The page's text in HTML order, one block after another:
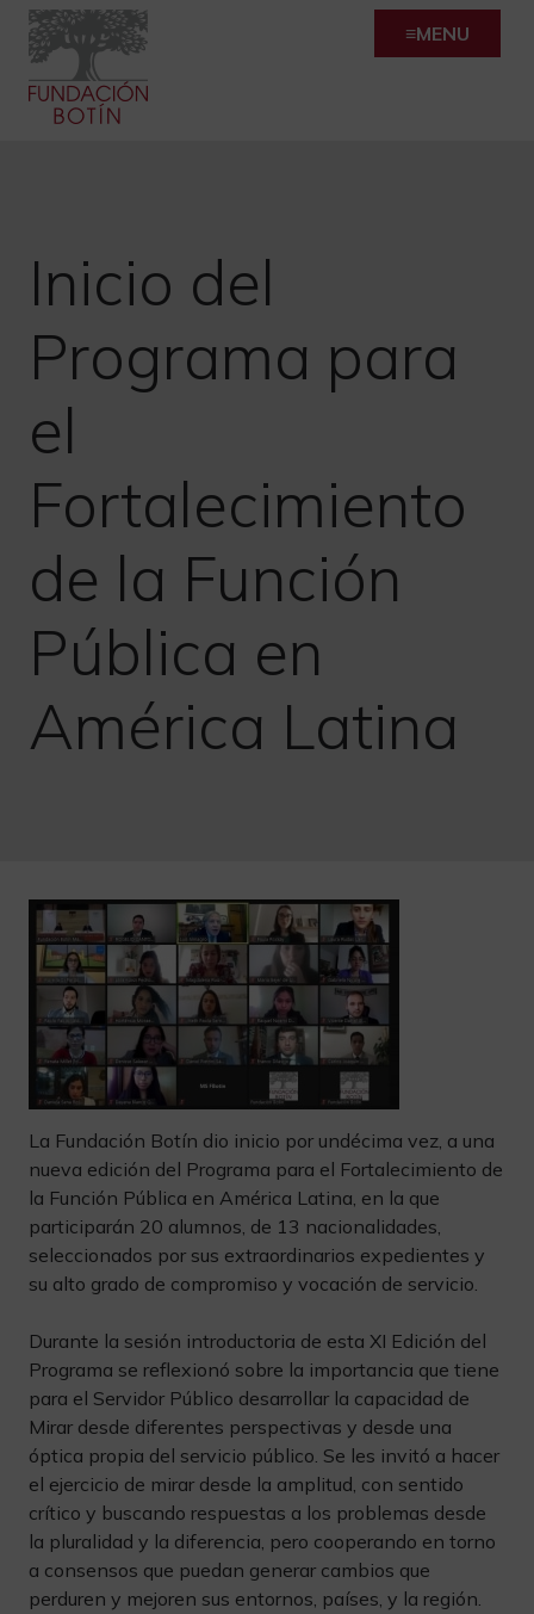
Skip
content
MENU
Inicio del
Programa para
el
Fortalecimiento
de la Función
Pública en
América Latina
La Fundación Botín dio inicio por undécima vez, a una
nueva edición del Programa para el Fortalecimiento de
la Función Pública en América Latina, en la que
participarán 20 alumnos, de 13 nacionalidades,
seleccionados por sus extraordinarios expedientes y
su alto grado de compromiso y vocación de servicio.
Durante la sesión introductoria de esta XI Edición del
Programa se reflexionó sobre la importancia que tiene
para el Servidor Público desarrollar la capacidad de
Mirar desde diferentes perspectivas y desde una
óptica propia del servicio público. Se les invitó a hacer
el ejercicio de mirar desde la amplitud, con sentido
crítico y buscando respuestas a los problemas desde
la pluralidad y la diferencia, pero cooperando en torno
a consensos que puedan generar cambios que
perduren y mejoren sus entornos, países, y la región.